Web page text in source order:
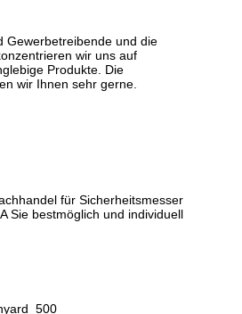
Gewerbetreibende und die
wir uns auf
Produkte. Die
wir Ihnen sehr gerne.
für Sicherheitsmesser
Sie bestmöglich und individuell